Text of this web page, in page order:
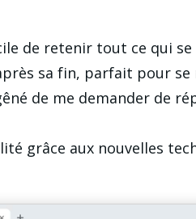
de retenir tout ce qui
sa fin, parfait pour
de me demander de
grâce aux nouvelles